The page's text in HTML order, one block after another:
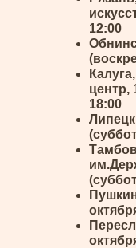
12:00
центр,
18:00